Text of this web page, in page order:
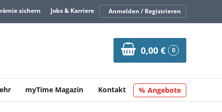
sichern Jobs & Karriere Anmelden / Registrieren
0,00 € 0
myTime Magazin Kontakt Angebote